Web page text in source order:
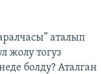
аталып
жолу тогуз
болду? Аталган